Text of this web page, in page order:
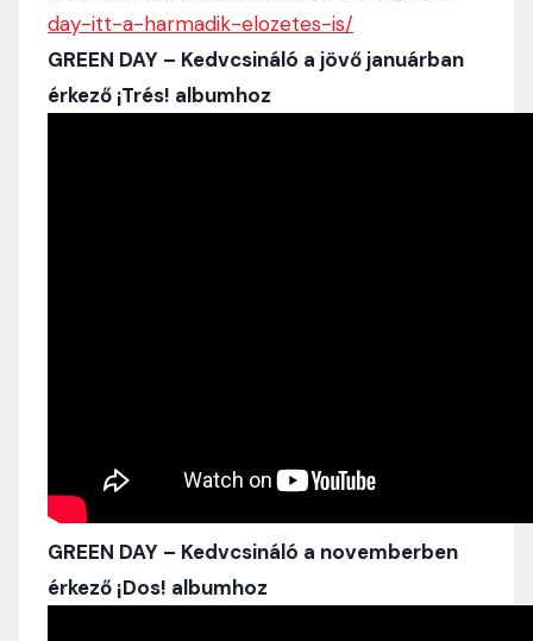
day-itt-a-harmadik-elozetes-is/
GREEN DAY – Kedvcsináló a jövő januárban
érkező ¡Trés! albumhoz
GREEN DAY – Kedvcsináló a novemberben
érkező ¡Dos! albumhoz